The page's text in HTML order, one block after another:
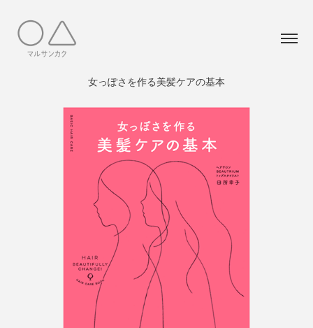
女っぽさを作る美髪ケアの基本